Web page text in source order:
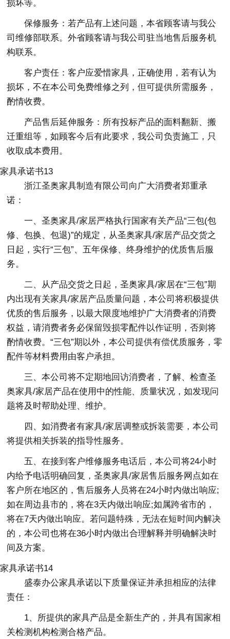
损坏等。
保修服务：若产品有上述问题，本省顾客请与我公
司维修部联系。外省顾客请与我公司驻当地售后服务机
构联系。
客户责任：客户应爱惜家具，正确使用，若有认为
损坏，不在本公司免费维修之列，但可提供所需服务，
酌情收费。
产品售后延伸服务：所有投标产品的面料翻新、搬
迁重组等，如顾客今后有此要求，我公司负责施工，只
收取成本费用。
家具承诺书13
浙江圣奥家具制造有限公司向广大消费者郑重承
诺：
一、圣奥家具/家居严格执行国家有关产品“三包(包
修、包换、包退)”的规定，从圣奥家具/家居产品交货之
日起，实行“三包”、五年保修、终身维护的优质售后服
务。
二、从产品交货之日起，圣奥家具/家居在“三包”期
内出现有关家具/家居产品质量问题，本公司将积极提供
优质的售后服务，以最大限度地维护广大消费者的消费
权益，请消费者务必保留毁损零配件以作证明，否则将
酌情收费。“三包”期以外，本公司提供有偿优质服务，零
配件等材料费用由客户承担。
三、本公司将不定期地回访消费者，了解、检查圣
奥家具/家居产品在使用中的性能、质量状况，如发现问
题将及时帮助处理、维护。
四、如消费者有家具/家居调整或拆装需要，本公司
将提供相关拆装的指导性服务。
五、在接到客户维修服务电话后，本公司将24小时
内给予电话明确回复，圣奥家具/家居售后服务网点如在
客户所在地区的，售后服务人员将在24小时内做出响应;
如在周边县市的，将在3天内做出响应;如属跨省市的，
将在7天内做出响应。若问题特殊，无法在短时间内解决
的，本公司也将在36小时内做出合理解释并明确解决时
间及方案。
家具承诺书14
盛泰办公家具承诺以下质量保证并承担相应的法律
责任：
1、所提供的家具产品是全新生产的，并具有国家相
关检测机构检测合格产品。